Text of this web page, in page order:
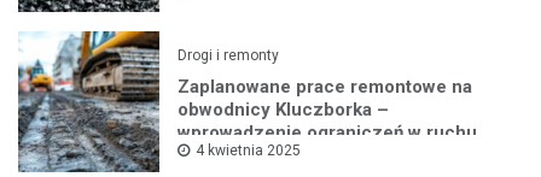
Drogi i remonty
Zaplanowane prace remontowe na
obwodnicy Kluczborka –
wprowadzenie ograniczeń w ruchu
drogowym
4 kwietnia 2025